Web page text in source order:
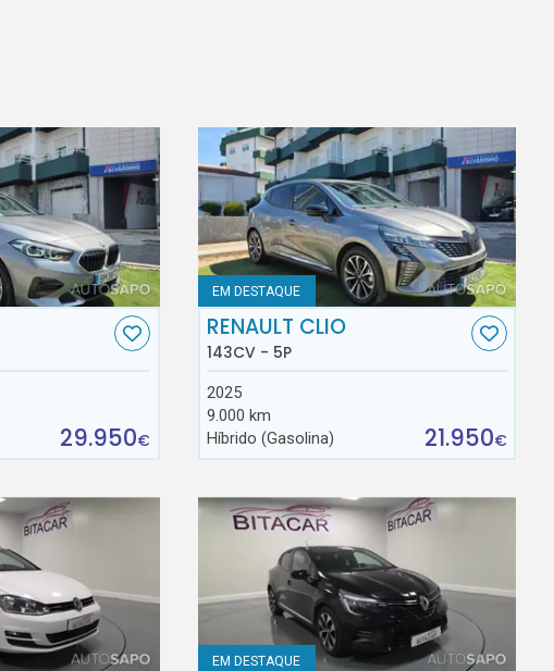
29.950€
EM DESTAQUE
RENAULT CLIO
143CV - 5P
2025
9.000 km
Híbrido (Gasolina)
21.950€
EM DESTAQUE